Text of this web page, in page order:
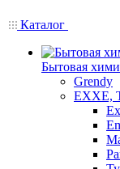
Каталог
Бытовая
Grendy
EXXE,